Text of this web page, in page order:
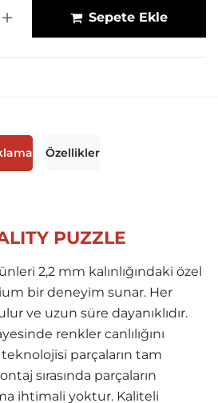
+ Sepete Ekle
Özellikler
PUZZLE
2,2 mm kalınlığındaki özel
bir deneyim sunar. Her
ve uzun süre dayanıklıdır.
renkler canlılığını
parçaların tam
sırasında parçaların
ihtimali yoktur. Kaliteli